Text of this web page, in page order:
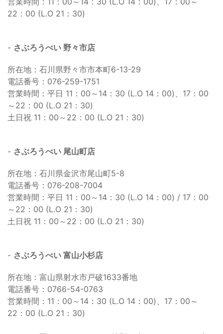
22：00 (L.O 21：30)
- さぶろうべい 野々市店
所在地：石川県野々市市本町6-13-29
電話番号：076-259-1751
営業時間：平日 11：00～14：30 (L.O 14：00)、17：00
～22：00 (L.O 21：30)
土日祝 11：00～22：00 (L.O 21：30)
- さぶろうべい 尾山町店
所在地：石川県金沢市尾山町5-8
電話番号：076-208-7004
営業時間：平日 11：00～14：30 (L.O 14：00) / 17：00
～22：00 (L.O 21：30)
土日祝 11：00～22：00 (L.O 21：30)
- さぶろうべい 富山小杉店
所在地：富山県射水市戸破1633番地
電話番号：0766-54-0763
営業時間：11：00～14：30 (L.O 14：00)、17：00～
22：00 (L.O 21：30)